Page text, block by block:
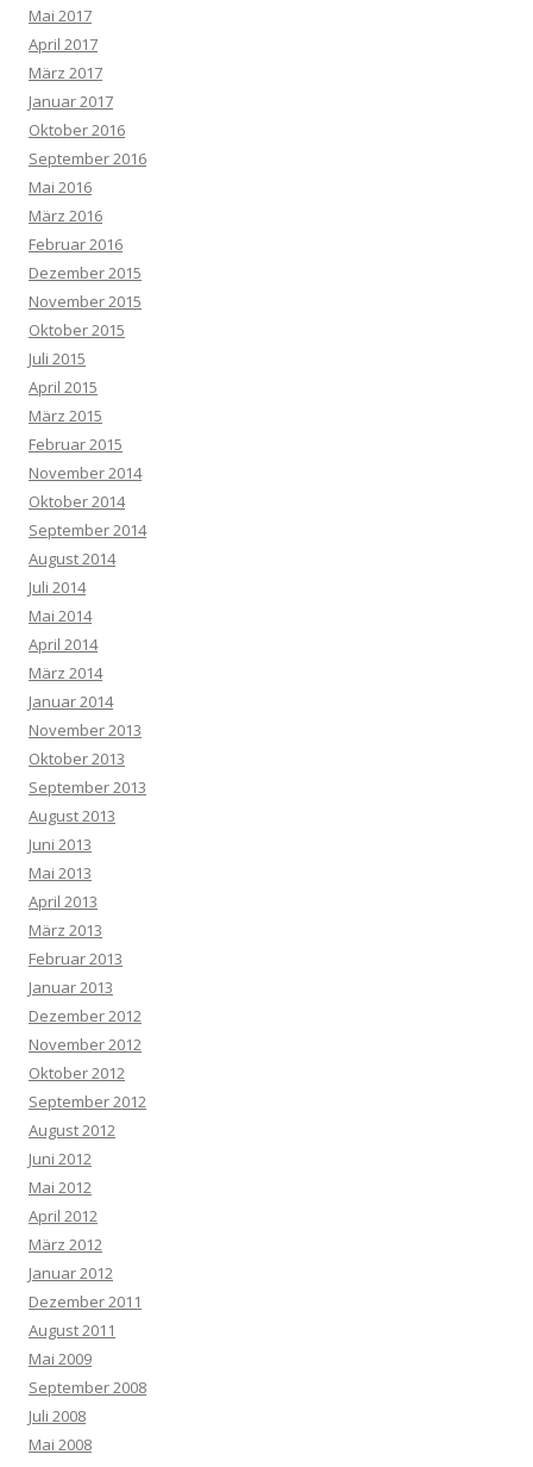
Mai 2017
April 2017
März 2017
Januar 2017
Oktober 2016
September 2016
Mai 2016
März 2016
Februar 2016
Dezember 2015
November 2015
Oktober 2015
Juli 2015
April 2015
März 2015
Februar 2015
November 2014
Oktober 2014
September 2014
August 2014
Juli 2014
Mai 2014
April 2014
März 2014
Januar 2014
November 2013
Oktober 2013
September 2013
August 2013
Juni 2013
Mai 2013
April 2013
März 2013
Februar 2013
Januar 2013
Dezember 2012
November 2012
Oktober 2012
September 2012
August 2012
Juni 2012
Mai 2012
April 2012
März 2012
Januar 2012
Dezember 2011
August 2011
Mai 2009
September 2008
Juli 2008
Mai 2008